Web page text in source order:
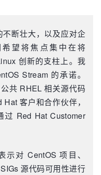
断壮大，以及应对企
望将焦点集中在将
创新的支柱上。我
Stream 的承诺。
共 RHEL 相关源代码
客户和合作伙伴，
Red Hat Customer
对 CentOS 项目、
源代码可用性进行